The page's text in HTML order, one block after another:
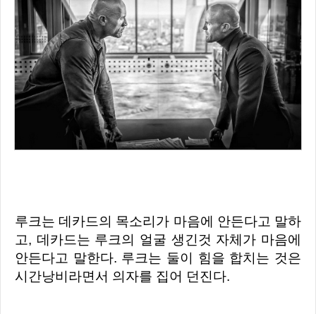
루크는 데카드의 목소리가 마음에 안든다고 말하
고, 데카드는 루크의 얼굴 생긴것 자체가 마음에
안든다고 말한다. 루크는 둘이 힘을 합치는 것은
시간낭비라면서 의자를 집어 던진다.